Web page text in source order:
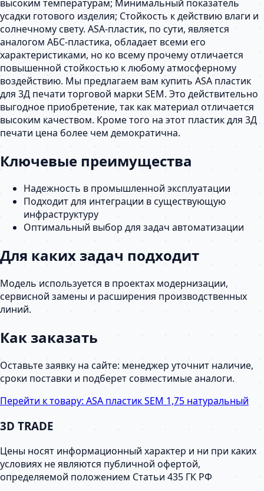
высоким температурам; Минимальный показатель
усадки готового изделия; Стойкость к действию влаги и
солнечному свету. ASA-пластик, по сути, является
аналогом АБС-пластика, обладает всеми его
характеристиками, но ко всему прочему отличается
повышенной стойкостью к любому атмосферному
воздействию. Мы предлагаем вам купить ASA пластик
для 3Д печати торговой марки SEM. Это действительно
выгодное приобретение, так как материал отличается
высоким качеством. Кроме того на этот пластик для 3Д
печати цена более чем демократична.
Ключевые преимущества
Надежность в промышленной эксплуатации
Подходит для интеграции в существующую
инфраструктуру
Оптимальный выбор для задач автоматизации
Для каких задач подходит
Модель используется в проектах модернизации,
сервисной замены и расширения производственных
линий.
Как заказать
Оставьте заявку на сайте: менеджер уточнит наличие,
сроки поставки и подберет совместимые аналоги.
Перейти к товару: ASA пластик SEM 1,75 натуральный
3D TRADE
Цены носят информационный характер и ни при каких
условиях не являются публичной офертой,
определяемой положением Статьи 435 ГК РФ